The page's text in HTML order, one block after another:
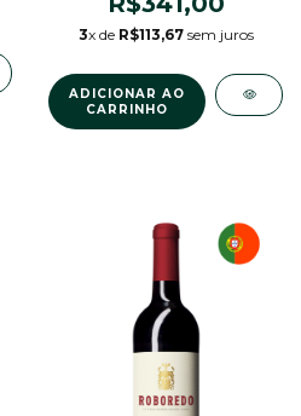
3x de R$113,67sem juros